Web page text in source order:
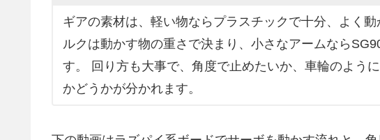
ギアの素材は、軽い物ならプラスチックで十分、よく
ルクは動かす物の重さで決まり、小さなアームなら
す。 回り方も大事で、角度で止めたいか、車輪のよう
かどうかが分かれます。